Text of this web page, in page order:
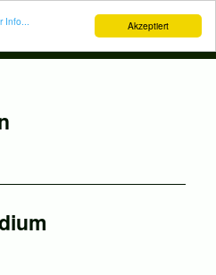
Akzeptiert
Info...